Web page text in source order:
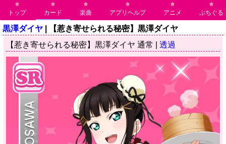
トップ カード 楽曲 アプリヘルプ アニメ ぷちぐる
黒澤ダイヤ | 【惹き寄せられる秘密】黒澤ダイヤ
【惹き寄せられる秘密】黒澤ダイヤ 通常 | 透過